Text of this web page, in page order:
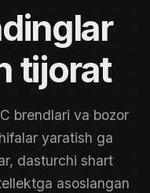
tijorat
brendlari va bozor
yaratish ga
dasturchi shart
asoslangan